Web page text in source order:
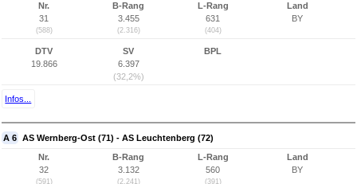
Nr.
31
(588)
B-Rang
3.455
(2.316)
L-Rang
631
(404)
Land
BY
DTV
19.866
SV
6.397
(32,2%)
BPL
Infos...
A 6 AS Wernberg-Ost (71) - AS Leuchtenberg (72)
Nr.
32
(591)
B-Rang
3.132
(2.241)
L-Rang
560
(391)
Land
BY